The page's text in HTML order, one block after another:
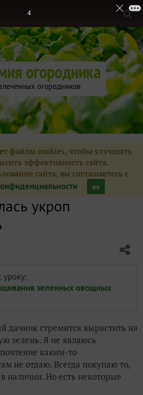
файлы cookies, чтобы улучшить
эффективность сайта.
сайта, вы соглашаетесь с
ок
укроп
зеленных овощных
дачник стремится вырастить на
зелень. Я не являюсь
каким-то
не отдаю. Всегда покупаю то,
наличии. Но есть некоторые
3